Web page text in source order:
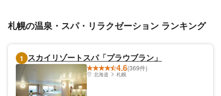
札幌の温泉・スパ・リラクゼーション ランキング
1 スカイリゾートスパ「プラウブラン」
4.6(369件)
北海道 札幌